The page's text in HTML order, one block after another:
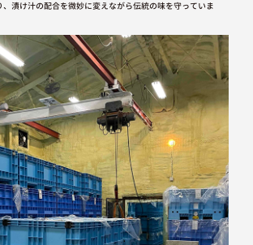
漬け汁の配合を微妙に変えながら伝統の味を守っていま